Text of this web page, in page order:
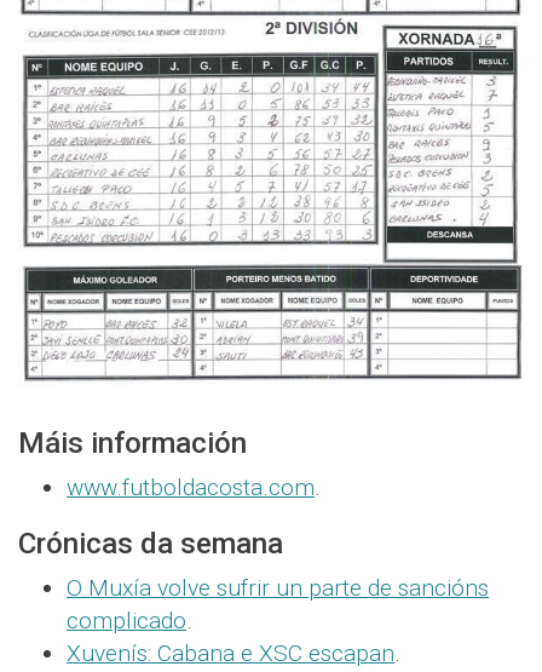
Máis información
www.futboldacosta.com.
Crónicas da semana
O Muxía volve sufrir un parte de sancións
complicado.
Xuvenís: Cabana e XSC escapan.